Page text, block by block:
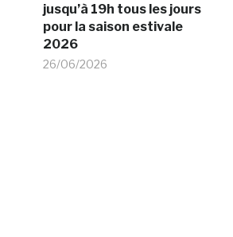
jusqu’à 19h tous les jours
pour la saison estivale
2026
26/06/2026